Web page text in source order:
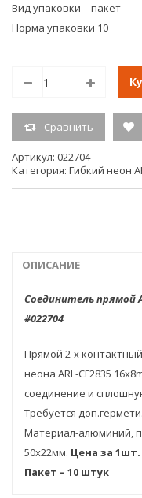
Вид упаковки – пакет
Норма упаковки 10
Сравнить
Артикул: 022704
Категория: Гибкий неон
ОПИСАНИЕ
Соединитель прямой
#022704
Прямой 2-х
неона ARL-CF2835
соединение и
Требуется
Материал-алюминий,
50х22мм. Цена за 1шт.
Пакет – 10 штук